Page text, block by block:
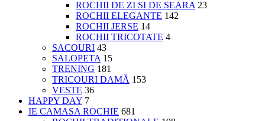
ROCHII DE ZI SI DE SEARA 23
ROCHII ELEGANTE 142
ROCHII JERSE 14
ROCHII TRICOTATE 4
SACOURI 43
SALOPETA 15
TRENING 181
TRICOURI DAMĂ 153
VESTE 36
HAPPY DAY 7
IE CAMASA ROCHIE 681